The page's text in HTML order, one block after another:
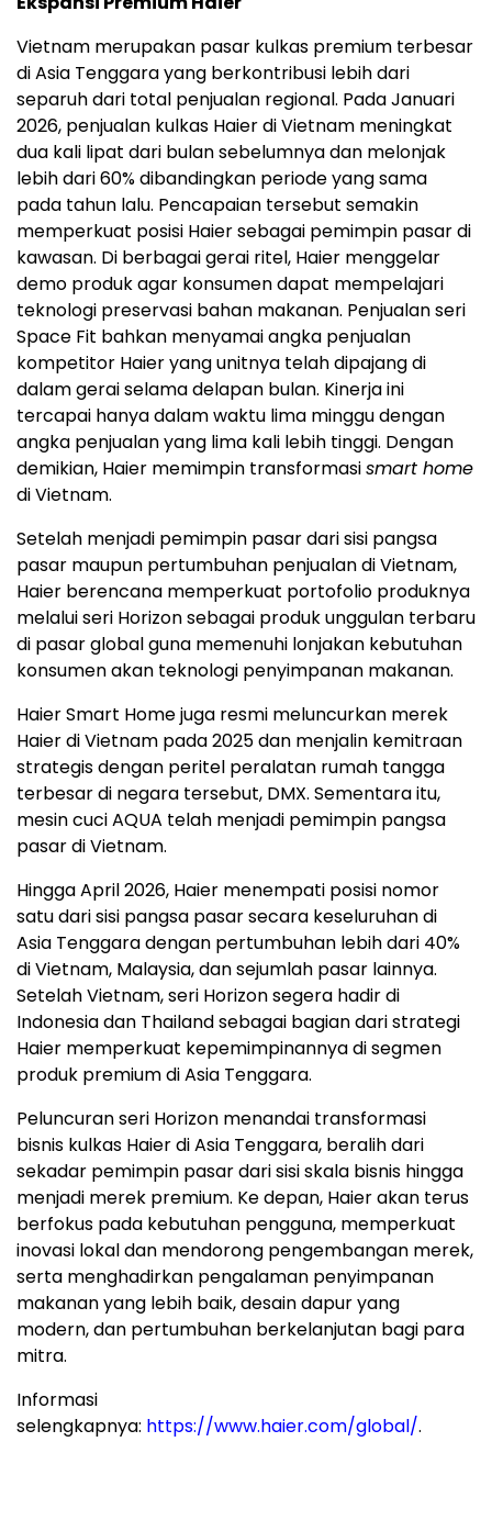
Vietnam merupakan pasar kulkas premium terbesar
di Asia Tenggara yang berkontribusi lebih dari
separuh dari total penjualan regional. Pada Januari
2026, penjualan kulkas Haier di Vietnam meningkat
dua kali lipat dari bulan sebelumnya dan melonjak
lebih dari 60% dibandingkan periode yang sama
pada tahun lalu. Pencapaian tersebut semakin
memperkuat posisi Haier sebagai pemimpin pasar di
kawasan. Di berbagai gerai ritel, Haier menggelar
demo produk agar konsumen dapat mempelajari
teknologi preservasi bahan makanan. Penjualan seri
Space Fit bahkan menyamai angka penjualan
kompetitor Haier yang unitnya telah dipajang di
dalam gerai selama delapan bulan. Kinerja ini
tercapai hanya dalam waktu lima minggu dengan
angka penjualan yang lima kali lebih tinggi. Dengan
demikian, Haier memimpin transformasismart home
di Vietnam.
Setelah menjadi pemimpin pasar dari sisi pangsa
pasar maupun pertumbuhan penjualan di Vietnam,
Haier berencana memperkuat portofolio produknya
melalui seri Horizon sebagai produk unggulan terbaru
di pasar global guna memenuhi lonjakan kebutuhan
konsumen akan teknologi penyimpanan makanan.
Haier Smart Home juga resmi meluncurkan merek
Haier di Vietnam pada 2025 dan menjalin kemitraan
strategis dengan peritel peralatan rumah tangga
terbesar di negara tersebut, DMX. Sementara itu,
mesin cuci AQUA telah menjadi pemimpin pangsa
pasar di Vietnam.
Hingga April 2026, Haier menempati posisi nomor
satu dari sisi pangsa pasar secara keseluruhan di
Asia Tenggara dengan pertumbuhan lebih dari 40%
di Vietnam, Malaysia, dan sejumlah pasar lainnya.
Setelah Vietnam, seri Horizon segera hadir di
Indonesia dan Thailand sebagai bagian dari strategi
Haier memperkuat kepemimpinannya di segmen
produk premium di Asia Tenggara.
Peluncuran seri Horizon menandai transformasi
bisnis kulkas Haier di Asia Tenggara, beralih dari
sekadar pemimpin pasar dari sisi skala bisnis hingga
menjadi merek premium. Ke depan, Haier akan terus
berfokus pada kebutuhan pengguna, memperkuat
inovasi lokal dan mendorong pengembangan merek,
serta menghadirkan pengalaman penyimpanan
makanan yang lebih baik, desain dapur yang
modern, dan pertumbuhan berkelanjutan bagi para
mitra.
Informasi
selengkapnya: https://www.haier.com/global/.